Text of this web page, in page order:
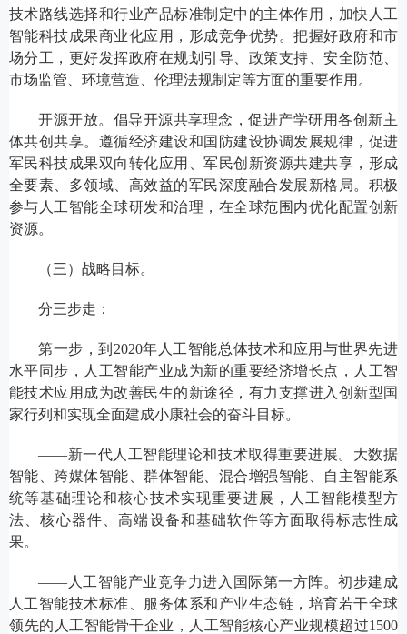
技术路线选择和行业产品标准制定中的主体作用，加快人工
智能科技成果商业化应用，形成竞争优势。把握好政府和市
场分工，更好发挥政府在规划引导、政策支持、安全防范、
市场监管、环境营造、伦理法规制定等方面的重要作用。
开源开放。倡导开源共享理念，促进产学研用各创新主
体共创共享。遵循经济建设和国防建设协调发展规律，促进
军民科技成果双向转化应用、军民创新资源共建共享，形成
全要素、多领域、高效益的军民深度融合发展新格局。积极
参与人工智能全球研发和治理，在全球范围内优化配置创新
资源。
（三）战略目标。
分三步走：
第一步，到2020年人工智能总体技术和应用与世界先进
水平同步，人工智能产业成为新的重要经济增长点，人工智
能技术应用成为改善民生的新途径，有力支撑进入创新型国
家行列和实现全面建成小康社会的奋斗目标。
——新一代人工智能理论和技术取得重要进展。大数据
智能、跨媒体智能、群体智能、混合增强智能、自主智能系
统等基础理论和核心技术实现重要进展，人工智能模型方
法、核心器件、高端设备和基础软件等方面取得标志性成
果。
——人工智能产业竞争力进入国际第一方阵。初步建成
人工智能技术标准、服务体系和产业生态链，培育若干全球
领先的人工智能骨干企业，人工智能核心产业规模超过1500